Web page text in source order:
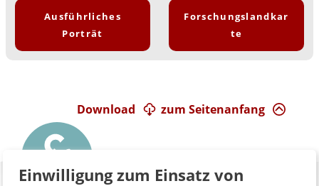
Ausführliches
Porträt
Forschungslandkar
te
zum Seitenanfang
Download
Einwilligung zum Einsatz von